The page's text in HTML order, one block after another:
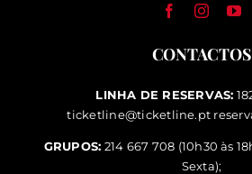
CONTACTOS
LINHA DE RESERVAS:
ticketline@ticketline.pt
GRUPOS: 214 667 708 (10h30 às
Sexta);